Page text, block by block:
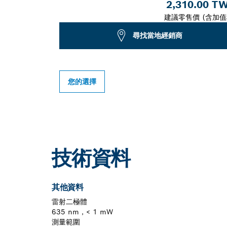
2,310.00
建議零售價 (含加
尋找當地經銷商
您的選擇
技術資料
其他資料
雷射二極體
635 nm，< 1 mW
測量範圍